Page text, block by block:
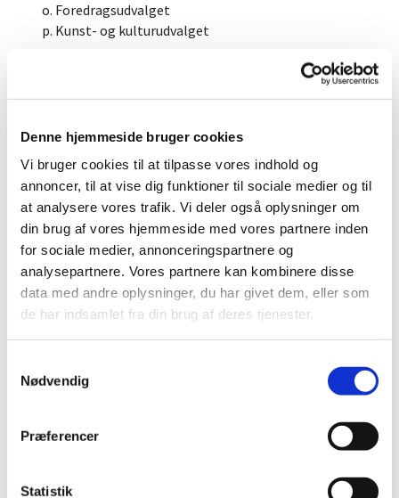
Denne hjemmeside bruger cookies
Vi bruger cookies til at tilpasse vores indhold og
annoncer, til at vise dig funktioner til sociale medier og til
at analysere vores trafik. Vi deler også oplysninger om
din brug af vores hjemmeside med vores partnere inden
for sociale medier, annonceringspartnere og
analysepartnere. Vores partnere kan kombinere disse
data med andre oplysninger, du har givet dem, eller som
de har indsamlet fra din brug af deres tjenester.
Nødvendig
Præferencer
Statistik
o. Foredragsudvalget
p. Kunst- og kulturudvalget
Citykirkerne.
Kultursamarbejde mellem Citykirkerne og Ansgars
Kirke.
Vi havde godt besøg af Marianne Kyed fra Ansgars
Kirke. Vi var enige om at anbefale de tre
menighedsråd at arbejde videre med et konkret
projekt og opfordre menighedsrådene til at udpege
1-2 personer til et udvalg, der kan tænke videre.
Man opfordres til at inddrage organisterne så
tidligt som muligt i processen. Ingredienser, vi
ønsker i projektet er:
1. Besøge de 5 kirkerum (Ansgars + Citykirkerne).
ledelse (af organist eller en anden egnet musiker).
kirke.